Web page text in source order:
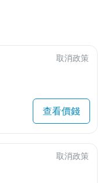
取消政策
查看價錢
取消政策